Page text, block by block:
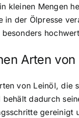
kleinen Mengen
in der Ölpresse
Arten von
von Leinöl, die
behält dadurch
gereinigt